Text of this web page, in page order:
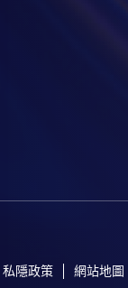
私隱政策 網站地圖